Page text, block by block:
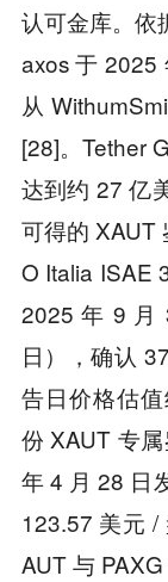
认可金库。依
axos 于 2025
从
[28]。Tether
达到约 27 亿
可得的 XAUT
O Italia ISAE
2025 年 9 月
日），确认
告日价格估
份 XAUT 专
年 4 月 28 日
123.57 美元
AUT 与